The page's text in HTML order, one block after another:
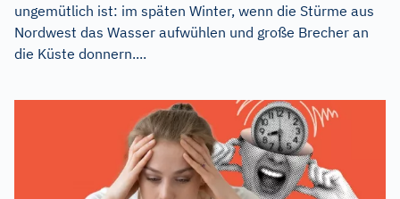
ungemütlich ist: im späten Winter, wenn die Stürme aus
Nordwest das Wasser aufwühlen und große Brecher an
die Küste donnern....